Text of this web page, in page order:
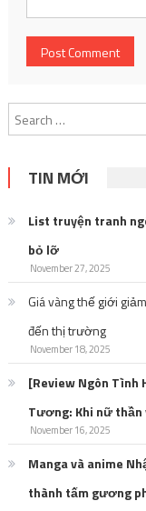
TIN MỚI
List truyện tranh
bỏ lỡ
November 27, 2025
Giá vàng thế giới
đến thị trường
November 18, 2025
[Review Ngôn Tình
Tương: Khi nữ thần
November 16, 2025
Manga và anime
thành tấm gương